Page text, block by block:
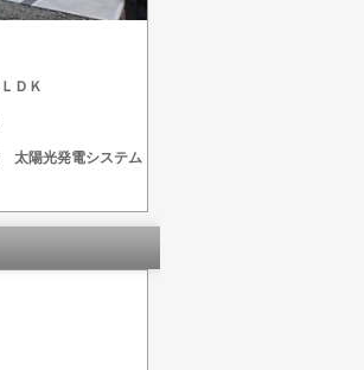
ＤＫ
陽光発電システム